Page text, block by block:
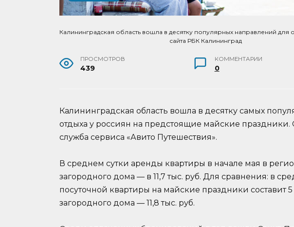
Калининградская область вошла в десятку популярных направлений для
сайта РБК Калининград
ПРОСМОТРОВ
439
КОММЕНТАРИИ
0
Калининградская область вошла в десятку самых
отдыха у россиян на предстоящие майские праздники.
служба сервиса «Авито Путешествия».
В среднем сутки аренды квартиры в начале мая в
загородного дома — в 11,7 тыс. руб. Для сравнения: в
посуточной квартиры на майские праздники составит 5
загородного дома — 11,8 тыс. руб.